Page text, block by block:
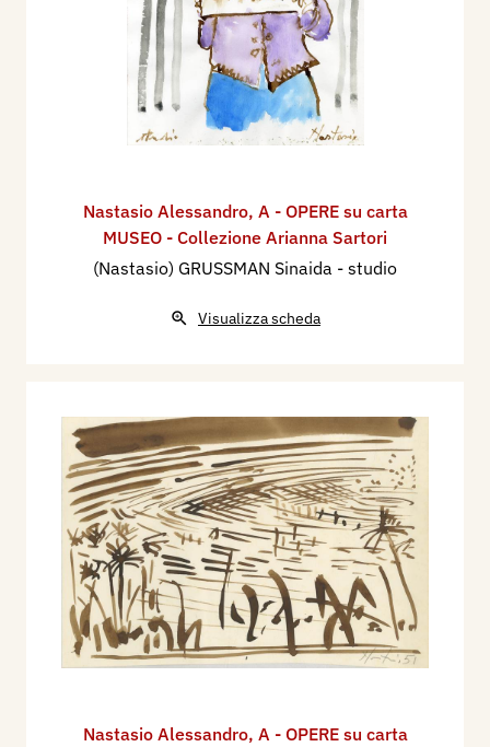
Nastasio Alessandro, A - OPERE su carta
MUSEO - Collezione Arianna Sartori
(Nastasio) GRUSSMAN Sinaida - studio
Visualizza scheda
Nastasio Alessandro, A - OPERE su carta